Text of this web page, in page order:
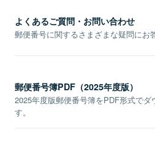
よくあるご質問・お問い合わせ
郵便番号に関するさまざまな疑問にお
郵便番号簿PDF（2025年度版）
2025年度版郵便番号簿をPDF形式でダ
す。